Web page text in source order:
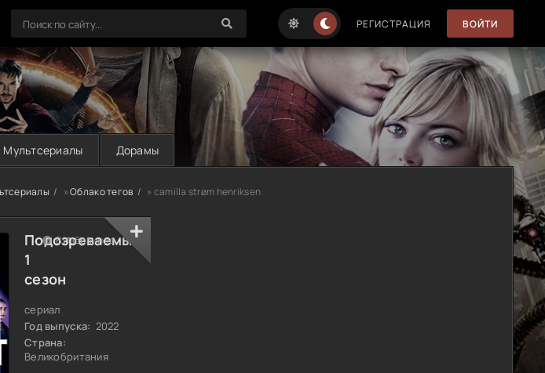
РЕГИСТРАЦИЯ ВОЙТИ
Мультсериалы Дорамы
»Облако тегов » camilla strøm henriksen
Подозреваемый
1
сезон
сериал
Год выпуска: 2022
Страна:
Великобритания
В Избранное